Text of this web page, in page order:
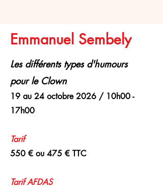
Emmanuel Sembely
Les différents types d'humours
pour le Clown
19 au 24 octobre 2026 / 10h00 -
17h00
Tarif
550 € ou 475 € TTC
Tarif AFDAS